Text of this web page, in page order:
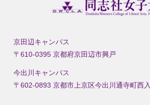
京田辺キャンパス
〒610-0395 京都府京田辺市興戸
今出川キャンパス
〒602-0893 京都市上京区今出川通寺町西入